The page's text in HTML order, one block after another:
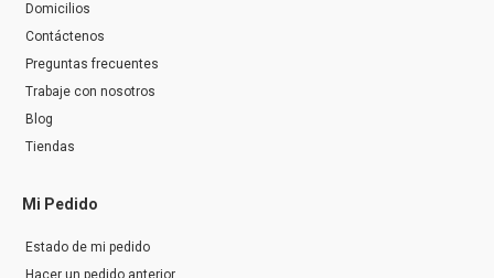
Domicilios
Contáctenos
Preguntas frecuentes
Trabaje con nosotros
Blog
Tiendas
Mi Pedido
Estado de mi pedido
Hacer un pedido anterior